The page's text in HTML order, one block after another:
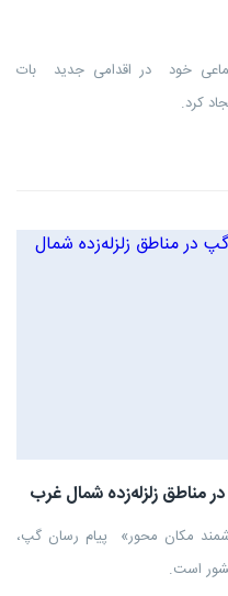
خود در اقدامی جدید بات
کرد.
مناطق زلزله‌زده شمال غرب
مکان محور» پیام رسان گپ،
است.